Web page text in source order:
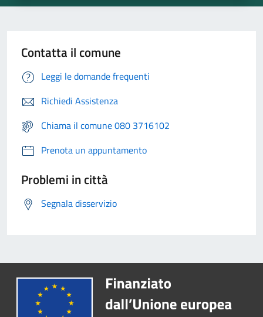
Contatta il comune
Leggi le domande frequenti
Richiedi Assistenza
Chiama il comune 080 3716102
Prenota un appuntamento
Problemi in città
Segnala disservizio